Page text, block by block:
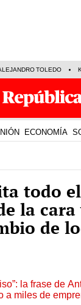
TOLEDO
ECONOMÍA
todo el
la cara
de
la frase de
a miles de